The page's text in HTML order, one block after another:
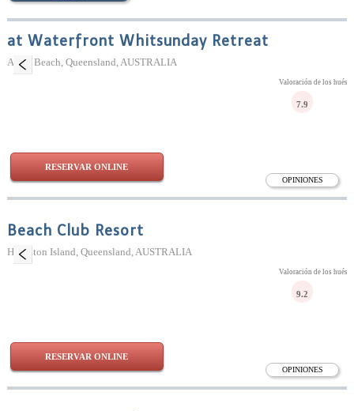
at Waterfront Whitsunday Retreat
Airlie Beach, Queensland, AUSTRALIA
OPINIONES
Valoración de los
7.9
RESERVAR ONLINE
Beach Club Resort
Hamilton Island, Queensland, AUSTRALIA
OPINIONES
Valoración de los
9.2
RESERVAR ONLINE